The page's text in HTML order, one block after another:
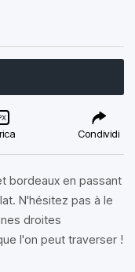
Condividi
bordeaux en passant
N'hésitez pas à le
droites
l'on peut traverser !